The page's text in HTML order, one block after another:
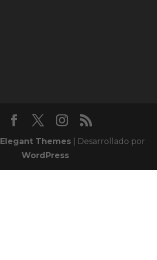
Elegant Themes | Desarrollado por
WordPress